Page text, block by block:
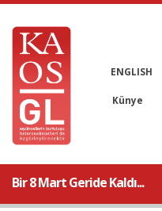
ENGLISH
Künye
Bir 8 Mart Geride Kaldı...